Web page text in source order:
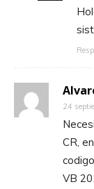
24
CR,
VB